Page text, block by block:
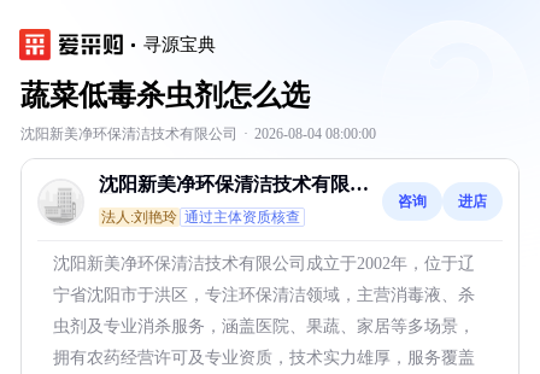
寻源宝典
蔬菜低毒杀虫剂怎么选
沈阳新美净环保清洁技术有限公司 · 2026-08-04 08:00:00
沈阳新美净环保清洁技术有限公
司
法人:刘艳玲 通过主体资质核查
咨询 进店
沈阳新美净环保清洁技术有限公司成立于2002年，位于辽
宁省沈阳市于洪区，专注环保清洁领域，主营消毒液、杀
虫剂及专业消杀服务，涵盖医院、果蔬、家居等多场景，
拥有农药经营许可及专业资质，技术实力雄厚，服务覆盖